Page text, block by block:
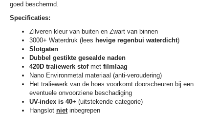
goed beschermd.
Specificaties:
Zilveren kleur van buiten en Zwart van binnen
3000+ Waterdruk (lees hevige regenbui waterdicht)
Slotgaten
Dubbel gestikte gesealde naden
420D traliewerk stofmet filmlaag
Nano Environmetal materiaal (anti-veroudering)
Het traliewerk van de hoes voorkomt doorscheuren bij een
eventuele onvoorziene beschadiging
UV-index is 40+ (uitstekende categorie)
Hangslot nietinbegrepen